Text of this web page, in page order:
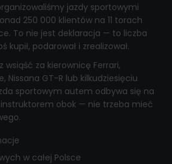
jazdy sportowymi
000 klientów na 11 torach
To nie jest deklaracja — to liczba
voucherów, które ktoś kupił, podarował i zrealizował.
wsiąść za kierownicę Ferrari,
GT-R lub kilkudziesięciu
sportowym autem odbywa się na
w całej Polsce